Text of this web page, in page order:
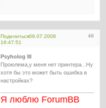
Поделиться 46
09.07.2008
16:47:51
Psyholog III
Проюлема,у меня нет принтера...Ну
хотя бы это может быть ошибка в
настройках?
Я люблю ForumBB